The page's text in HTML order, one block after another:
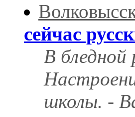
сейчас
В бледной
школы. -